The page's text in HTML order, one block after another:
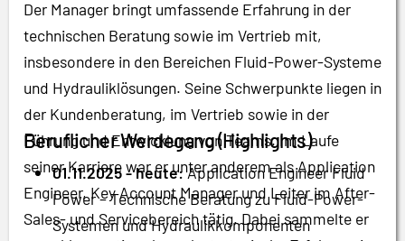
Der Manager bringt umfassende Erfahrung in der
technischen Beratung sowie im Vertrieb mit,
insbesondere in den Bereichen Fluid-Power-Systeme
und Hydrauliklösungen. Seine Schwerpunkte liegen in
der Kundenberatung, im Vertrieb sowie in der
Führung und Entwicklung von Teams. Im Laufe
seiner Karriere war er unter anderem als Application
Engineer, Key Account Manager und Leiter im After-
Sales- und Servicebereich tätig. Dabei sammelte er
Beruflicher Werdegang (Highlights)
01.11.2025 - heute:Application Engineer Fluid
Power – Technische Beratung zu Fluid-Power-
Systemen und Hydraulikkomponenten